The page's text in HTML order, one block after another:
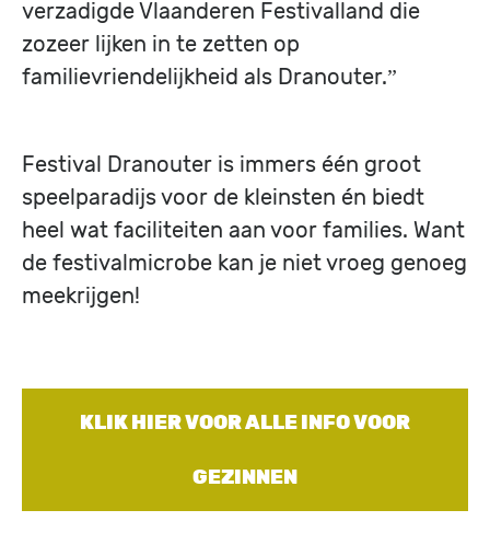
verzadigde Vlaanderen Festivalland die
zozeer lijken in te zetten op
familievriendelijkheid als Dranouter.”
Festival Dranouter is immers één groot
speelparadijs voor de kleinsten én biedt
heel wat faciliteiten aan voor families. Want
de festivalmicrobe kan je niet vroeg genoeg
meekrijgen!
KLIK HIER VOOR ALLE INFO VOOR
GEZINNEN